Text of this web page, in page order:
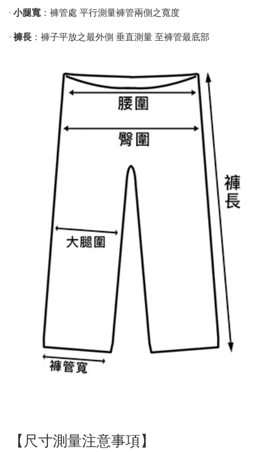
• 小腿寬 ：褲管處 平行測量褲管兩側之寬度
• 褲長 ：褲子平放之最外側 垂直測量 至褲管最底部
【尺寸測量注意事項】